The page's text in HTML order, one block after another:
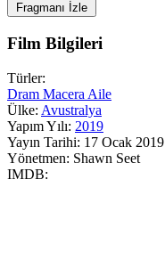
Fragmanı İzle
Film Bilgileri
Türler:
Dram Macera Aile
Ülke: Avustralya
Yapım Yılı: 2019
Yayın Tarihi: 17 Ocak 2019
Yönetmen: Shawn Seet
IMDB: